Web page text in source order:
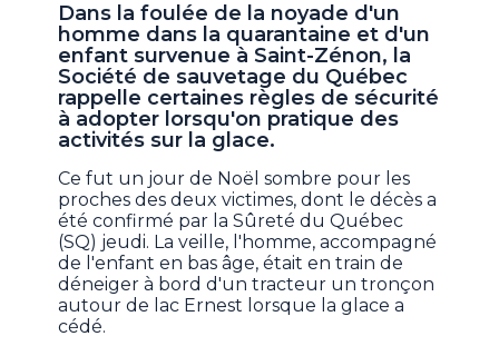
Dans la foulée de la noyade d'un
homme dans la quarantaine et d'un
enfant survenue à Saint-Zénon, la
Société de sauvetage du Québec
rappelle certaines règles de sécurité
à adopter lorsqu'on pratique des
activités sur la glace.
Ce fut un jour de Noël sombre pour les
proches des deux victimes, dont le décès a
été confirmé par la Sûreté du Québec
(SQ) jeudi. La veille, l'homme, accompagné
de l'enfant en bas âge, était en train de
déneiger à bord d'un tracteur un tronçon
autour de lac Ernest lorsque la glace a
cédé.